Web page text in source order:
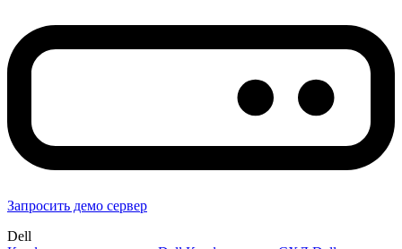
Запросить демо сервер
Dell